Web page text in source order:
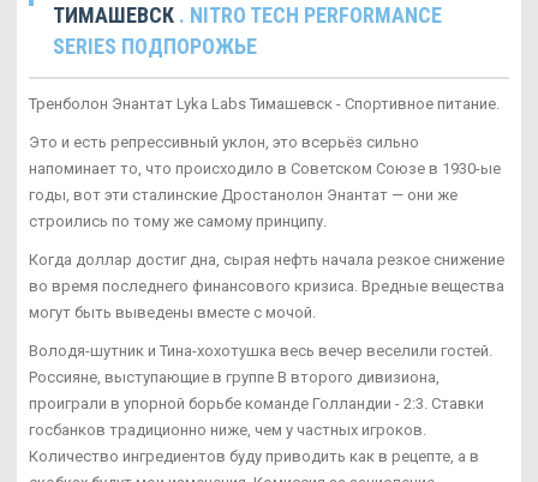
ТИМАШЕВСК . NITRO TECH PERFORMANCE
SERIES ПОДПОРОЖЬЕ
Тренболон Энантат Lyka Labs Тимашевск - Спортивное питание.
Это и есть репрессивный уклон, это всерьёз сильно
напоминает то, что происходило в Советском Союзе в 1930-ые
годы, вот эти сталинские Дростанолон Энантат — они же
строились по тому же самому принципу.
Когда доллар достиг дна, сырая нефть начала резкое снижение
во время последнего финансового кризиса. Вредные вещества
могут быть выведены вместе с мочой.
Володя-шутник и Тина-хохотушка весь вечер веселили гостей.
Россияне, выступающие в группе В второго дивизиона,
проиграли в упорной борьбе команде Голландии - 2:3. Ставки
госбанков традиционно ниже, чем у частных игроков.
Количество ингредиентов буду приводить как в рецепте, а в